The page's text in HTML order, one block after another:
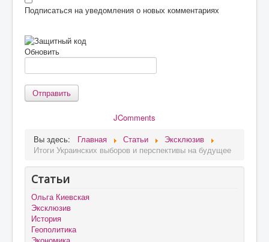
Подписаться на уведомления о новых комментариях
Обновить
Отправить
JComments
Вы здесь:
Главная Статьи
Эксклюзив
Итоги Украинских выборов и перспективы на будущее
Статьи
Ольга Киевская
Эксклюзив
История
Геополитика